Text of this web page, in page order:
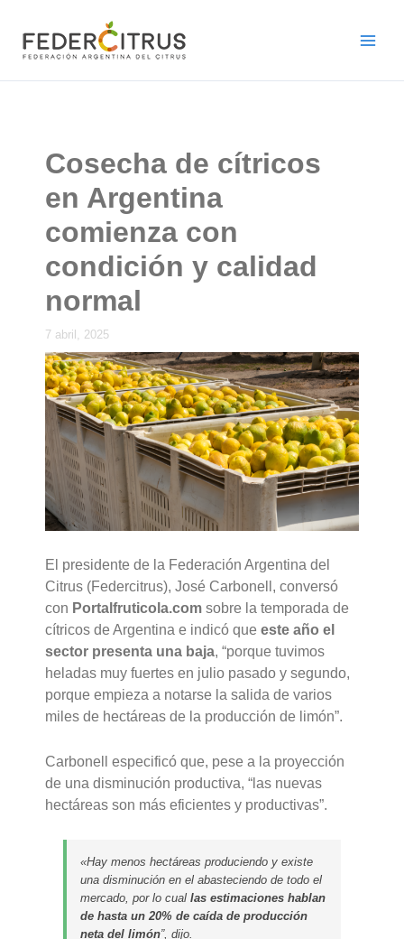
contenido
Cosecha de cítricos
en Argentina
comienza con
condición y calidad
normal
7 abril, 2025
El presidente de la Federación Argentina del
Citrus (Federcitrus), José Carbonell, conversó
con Portalfruticola.com sobre la temporada de
cítricos de Argentina e indicó queeste año el
sector presenta una baja, “porque tuvimos
heladas muy fuertes en julio pasado y segundo,
porque empieza a notarse la salida de varios
miles de hectáreas de la producción de limón”.
Carbonell especificó que, pese a la proyección
de una disminución productiva, “las nuevas
hectáreas son más eficientes y productivas”.
«Hay menos hectáreas produciendo y existe
una disminución en el abasteciendo de todo el
mercado, por lo cual las estimaciones hablan
de hasta un 20% de caída de producción
neta del limón”, dijo.